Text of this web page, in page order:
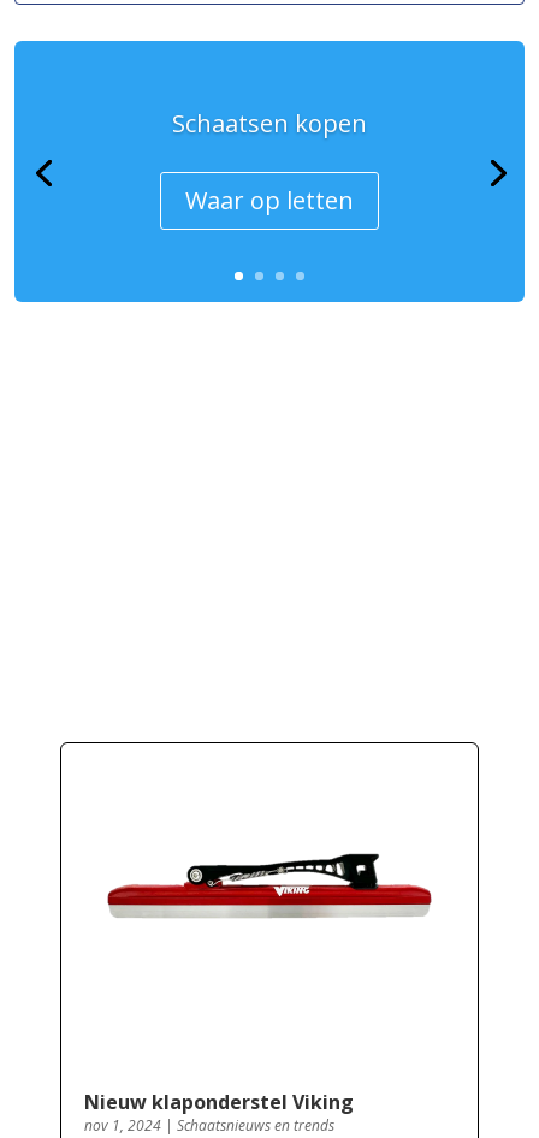
Schaatsen kopen
Waar op letten
Nieuw klaponderstel Viking
nov 1, 2024| Schaatsnieuws en trends